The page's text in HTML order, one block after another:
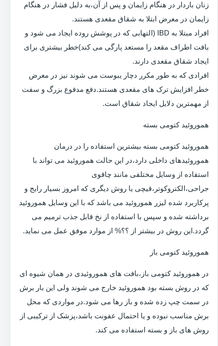
زنان باردار در هنگام زایمان و پس از آن،به دلیل فشار در هنگام
زایمان در معرض ابتلا به شقاق مقعدی هستند.
افراد مبتلا به IBD (التهابی که در پوشش روده ایجاد می شود و
بافت اطراف مقعد را مستعد پارگی می کند)خطر بیشتری برای
ایجاد شقاق مقعدی دارند.
افرادی که به طور مکرر دچار یبوست می شوند نیز در معرض
خطر افزایش ترک های مقعدی هستند.دفع مدفوع بزرگ و سفت
از مهمترین دلایل ایجاد شقاق است.
هموروئید کتومی بسته
هموروئید کتومی بسته بیشترین استفاده را در درمان
هموروئیدهای داخلی دارد،در این حالت هموروئید می تواند با
استفاده از وسایل مختلفی مانند چاقوی
جراحی،الکتروکوتر،قیچی یا روش دیگری که امروز بسیار رایج و
پرکاربرد شده لیزر هموروئید می باشد که با این وسایل هموروئید
برداشته شده و سپس با استفاده از نخ قابل جذب ترمیم می
گردد.این روش در بیشتر از ؟؟% از موارد موفق عمل می نماید.
هموروئید کتومی باز
در هموروئید کتومی باز،بافت های هموروئیدی در همان شیوه ای
که در روش بسته بود هموروئید خارج می شوند ولی این بار برش
در سمت چپ زده شده و باز رها می شود.در مواردی که محل
برش مناسب نبوده و یا احتمال عفونت باشد،پزشک از ترکیبی از
روش های باز و بسته استفاده می کند.